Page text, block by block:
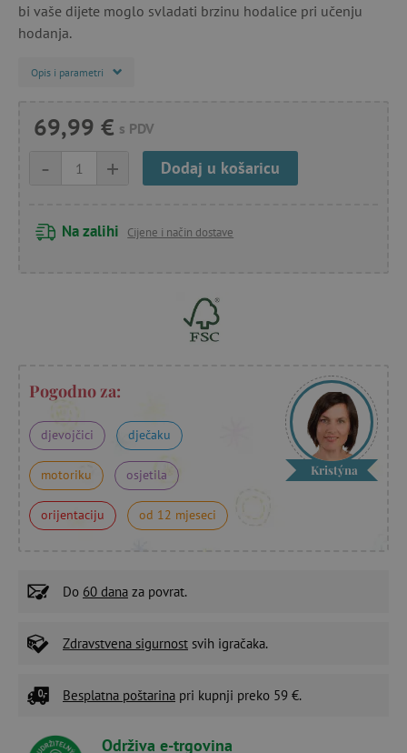
bi vaše dijete moglo svladati brzinu hodalice pri učenju
hodanja.
Opis i parametri
69,99 € s PDV
+
- Dodaj u košaricu
Na zalihi Cijene i način dostave
Pogodno za:
djevojčici dječaku
motoriku osjetila
orijentaciju od 12 mjeseci
Kristýna
Do 60 dana za povrat.
Zdravstvena sigurnost svih igračaka.
Besplatna poštarina pri kupnji preko 59 €.
Održiva e-trgovina